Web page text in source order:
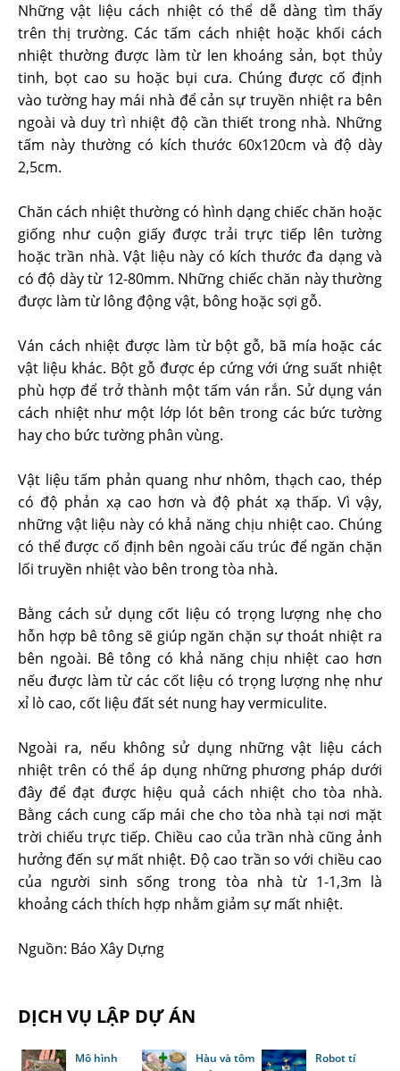
Những vật liệu cách nhiệt có thể dễ dàng tìm thấy
trên thị trường. Các tấm cách nhiệt hoặc khối cách
nhiệt thường được làm từ len khoáng sản, bọt thủy
tinh, bọt cao su hoặc bụi cưa. Chúng được cố định
vào tường hay mái nhà để cản sự truyền nhiệt ra bên
ngoài và duy trì nhiệt độ cần thiết trong nhà. Những
tấm này thường có kích thước 60x120cm và độ dày
2,5cm.
Chăn cách nhiệt thường có hình dạng chiếc chăn hoặc
giống như cuộn giấy được trải trực tiếp lên tường
hoặc trần nhà. Vật liệu này có kích thước đa dạng và
có độ dày từ 12-80mm. Những chiếc chăn này thường
được làm từ lông động vật, bông hoặc sợi gỗ.
Ván cách nhiệt được làm từ bột gỗ, bã mía hoặc các
vật liệu khác. Bột gỗ được ép cứng với ứng suất nhiệt
phù hợp để trở thành một tấm ván rắn. Sử dụng ván
cách nhiệt như một lớp lót bên trong các bức tường
hay cho bức tường phân vùng.
Vật liệu tấm phản quang như nhôm, thạch cao, thép
có độ phản xạ cao hơn và độ phát xạ thấp. Vì vậy,
những vật liệu này có khả năng chịu nhiệt cao. Chúng
có thể được cố định bên ngoài cấu trúc để ngăn chặn
lối truyền nhiệt vào bên trong tòa nhà.
Bằng cách sử dụng cốt liệu có trọng lượng nhẹ cho
hỗn hợp bê tông sẽ giúp ngăn chặn sự thoát nhiệt ra
bên ngoài. Bê tông có khả năng chịu nhiệt cao hơn
nếu được làm từ các cốt liệu có trọng lượng nhẹ như
xỉ lò cao, cốt liệu đất sét nung hay vermiculite.
Ngoài ra, nếu không sử dụng những vật liệu cách
nhiệt trên có thể áp dụng những phương pháp dưới
đây để đạt được hiệu quả cách nhiệt cho tòa nhà.
Bằng cách cung cấp mái che cho tòa nhà tại nơi mặt
trời chiếu trực tiếp. Chiều cao của trần nhà cũng ảnh
hưởng đến sự mất nhiệt. Độ cao trần so với chiều cao
của người sinh sống trong tòa nhà từ 1-1,3m là
khoảng cách thích hợp nhằm giảm sự mất nhiệt.
Nguồn: Báo Xây Dựng
DỊCH VỤ LẬP DỰ ÁN
Mô hình
Hàu và tôm
Robot tí